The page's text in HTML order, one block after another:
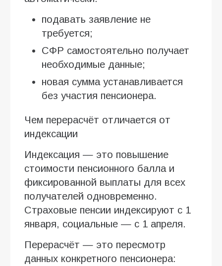
подавать заявление не
требуется;
СФР самостоятельно получает
необходимые данные;
новая сумма устанавливается
без участия пенсионера.
Чем перерасчёт отличается от
индексации
Индексация — это повышение
стоимости пенсионного балла и
фиксированной выплаты для всех
получателей одновременно.
Страховые пенсии индексируют с 1
января, социальные — с 1 апреля.
Перерасчёт — это пересмотр
данных конкретного пенсионера: